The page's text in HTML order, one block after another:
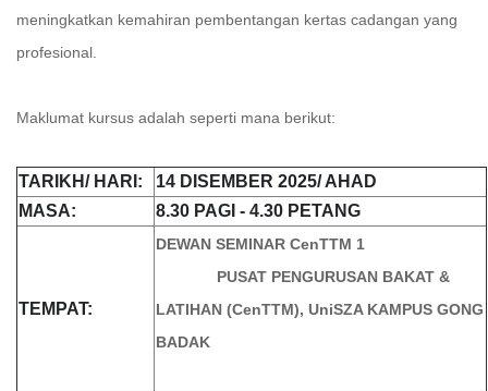
meningkatkan kemahiran pembentangan kertas cadangan yang
profesional.
Maklumat kursus adalah seperti mana berikut:
TARIKH/ HARI:
14 DISEMBER 2025/ AHAD
MASA:
8.30 PAGI - 4.30 PETANG
TEMPAT:
DEWAN SEMINAR CenTTM 1
PUSAT PENGURUSAN BAKAT &
LATIHAN (CenTTM), UniSZA KAMPUS GONG
BADAK